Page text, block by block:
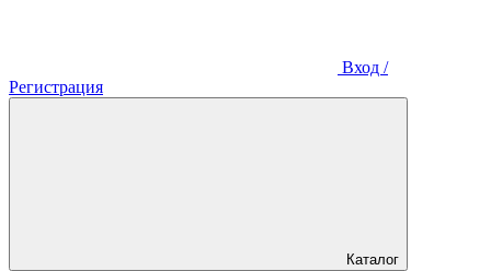
Вход /
Регистрация
Каталог